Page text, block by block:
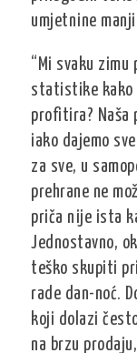
umjetnine
“Mi svaku zimu
statistike kako
profitira? Naša
iako dajemo
za sve, u
prehrane ne
priča nije ista
Jednostavno,
teško skupiti
rade dan-noć.
koji dolazi
na brzu